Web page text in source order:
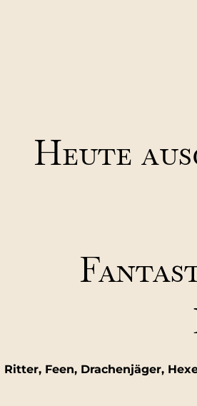
Heute
Ritter, Feen, Drachenjäger,